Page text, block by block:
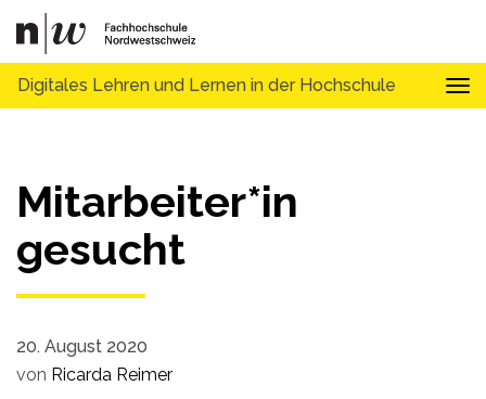
Digitales Lehren und Lernen in der Hochschule
Mitarbeiter*in
gesucht
20. August 2020
von Ricarda Reimer